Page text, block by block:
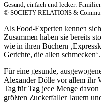
Gesund, einfach und lecker:
© SOCIETY RELATIONS &
Als Food-Experten kennen
Zusammen haben sie bereits
wie in ihren Büchern
Gerichte, die allen schmecken‘.
Für eine gesunde,
Alexander Dölle vor allem ihr
Tag für Tag jede Menge
größten Zuckerfallen lauern